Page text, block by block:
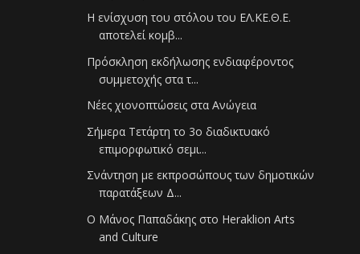
Η ενίσχυση του στόλου του ΕΛ.ΚΕ.Θ.Ε.
αποτελεί κομβ...
Πρόσκληση εκδήλωσης ενδιαφέροντος
συμμετοχής στα τ...
Νέες χιονοπτώσεις στα Ανώγεια
Σήμερα Τετάρτη το 3ο διαδικτυακό
επιμορφωτικό σεμι...
Σνάντηση με εκπροσώπους των δημοτικών
παρατάξεων Δ...
Ο Μάνος Παπαδάκης στο Heraklion Arts
and Culture